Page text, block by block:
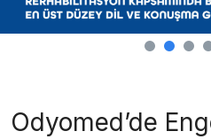
Odyomed’de